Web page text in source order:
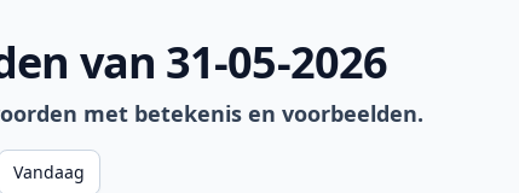
van 31-05-2026
met betekenis en voorbeelden.
Vandaag